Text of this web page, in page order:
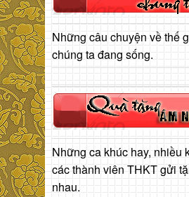
Những câu chuyện về thế
chúng ta đang sống.
Những ca khúc hay, nhiều
các thành viên THKT gửi
nhau.